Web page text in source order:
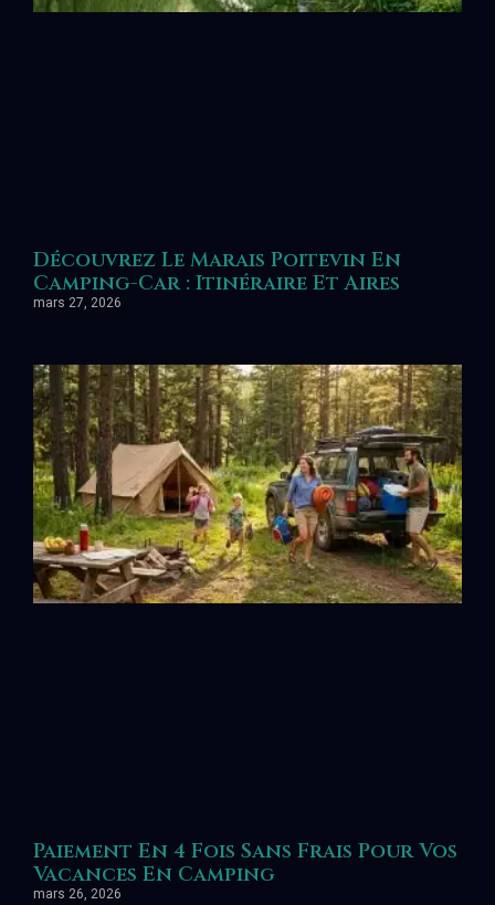
Découvrez Le Marais Poitevin En
Camping-Car : Itinéraire Et Aires
mars 27, 2026
Paiement En 4 Fois Sans Frais Pour Vos
Vacances En Camping
mars 26, 2026